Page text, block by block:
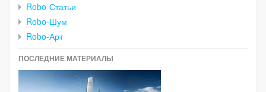
Robo-Статьи
Robo-Шум
Robo-Арт
ПОСЛЕДНИЕ МАТЕРИАЛЫ